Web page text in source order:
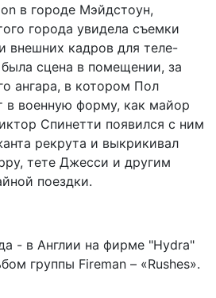
в городе Мэйдстоун,
города увидела съемки
внешних кадров для теле-
сцена в помещении, за
ангара, в котором Пол
в военную форму, как майор
Спинетти появился с ним
рекрута и выкрикивал
тете Джесси и другим
поездки.
- в Англии на фирме "Hydra"
группы Fireman – «Rushes».